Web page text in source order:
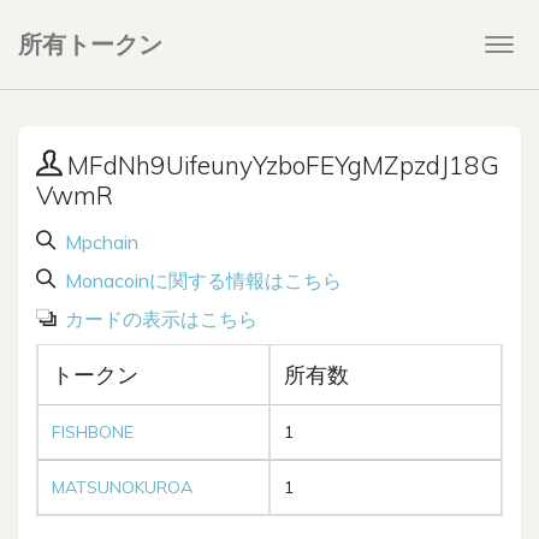
所有トークン
MFdNh9UifeunyYzboFEYgMZpzdJ18G
VwmR
Mpchain
Monacoinに関する情報はこちら
カードの表示はこちら
トークン 所有数
FISHBONE 1
MATSUNOKUROA 1